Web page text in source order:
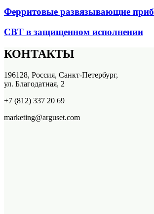
Ферритовые развязывающие
СВТ в защищенном исполнении
КОНТАКТЫ
196128, Россия, Санкт-Петербург,
ул. Благодатная, 2
+7 (812) 337 20 69
marketing@arguset.com